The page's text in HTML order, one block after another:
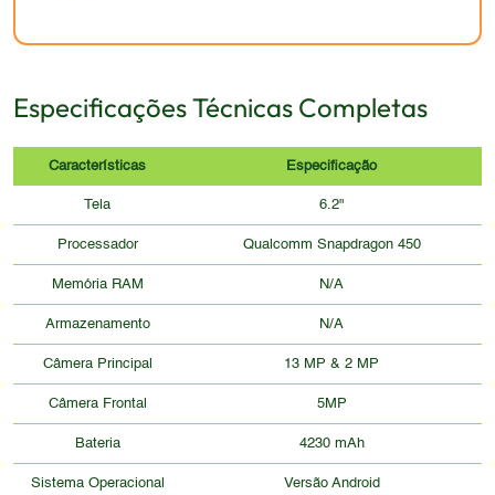
acabamento e os detalhes estéticos seriam
poeira, ou outras características que garantem
Especificações Técnicas Completas
Características Especificação
Tela 6.2"
Processador Qualcomm Snapdragon 450
Memória RAM N/A
Armazenamento N/A
Câmera Principal 13 MP & 2 MP
Câmera Frontal 5MP
Bateria 4230 mAh
Sistema Operacional Versão Android